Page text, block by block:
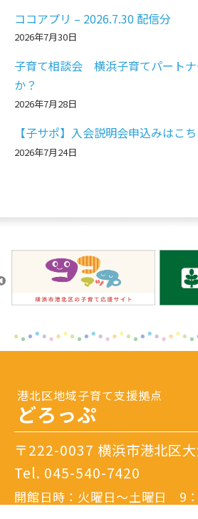
ココアプリ – 2026.7.30 配信分
2026年7月30日
子育て相談会 横浜子育てパート
か？
2026年7月28日
【子サポ】入会説明会申込みはこ
2026年7月24日
港北区地域子育て支援拠点
どろっぷ
〒222-0037 横浜市港北区
Tel. 045-540-7420
開館日時：火曜日～土曜日 9